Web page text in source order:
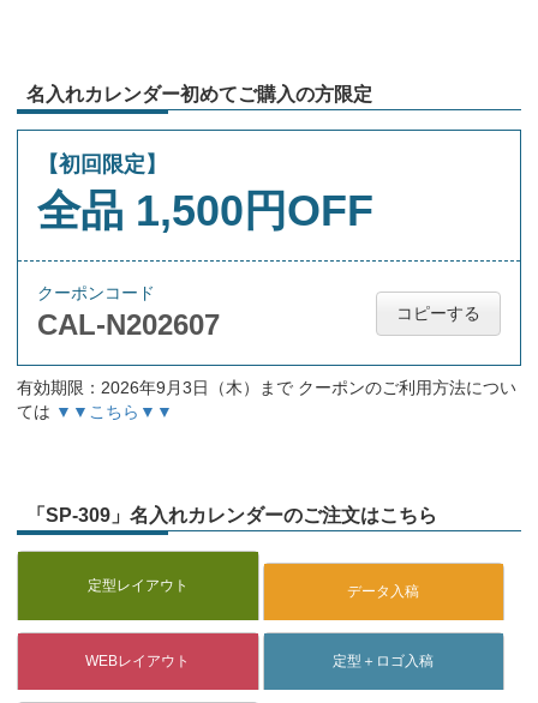
名入れカレンダー初めてご購入の方限定
【初回限定】
全品 1,500円OFF
クーポンコード
CAL-N202607 コピーする
有効期限：2026年9月3日（木）まで クーポンのご利用方法につい
ては ▼▼こちら▼▼
「SP-309」名入れカレンダーのご注文はこちら